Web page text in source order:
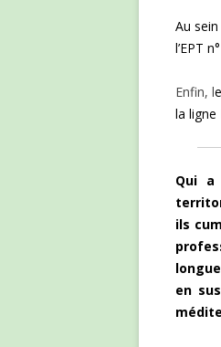
Au
l’EPT
Enfin, l
la ligne
Qui a
ils
en